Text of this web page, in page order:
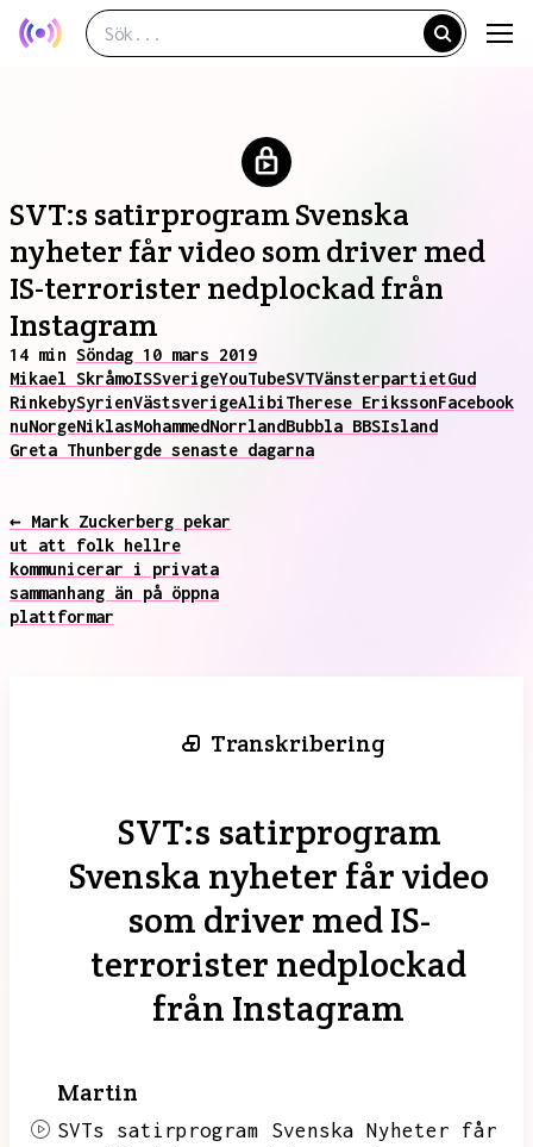
SVT:s satirprogram Svenska
nyheter får video som driver med
IS-terrorister nedplockad från
Instagram
14 min Söndag 10 mars 2019
Mikael SkråmoISSverigeYouTubeSVTVänsterpartietGud
RinkebySyrienVästsverigeAlibiTherese ErikssonFacebook
nuNorgeNiklasMohammedNorrlandBubbla BBSIsland
Greta Thunbergde senaste dagarna
← Mark Zuckerberg pekar
ut att folk hellre
kommunicerar i privata
sammanhang än på öppna
plattformar
Transkribering
SVT:s satirprogram
Svenska nyheter får video
som driver med IS-
terrorister nedplockad
från Instagram
Martin
SVTs satirprogram Svenska Nyheter får